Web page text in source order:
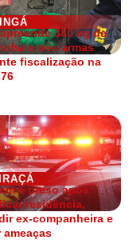
380 kg de
e três armas
fiscalização na
é preso após
residência,
ex-companheira e
ameaças